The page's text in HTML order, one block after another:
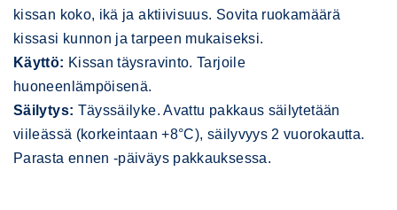
kissan koko, ikä ja aktiivisuus. Sovita ruokamäärä
kissasi kunnon ja tarpeen mukaiseksi.
Käyttö: Kissan täysravinto. Tarjoile
huoneenlämpöisenä.
Säilytys: Täyssäilyke. Avattu pakkaus säilytetään
viileässä (korkeintaan +8°C), säilyvyys 2 vuorokautta.
Parasta ennen -päiväys pakkauksessa.